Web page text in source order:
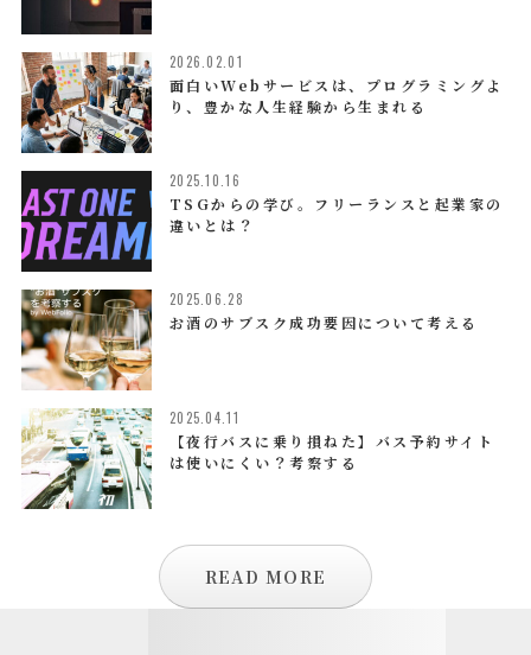
2026.02.01
面白いWebサービスは、プログラミングよ
り、豊かな人生経験から生まれる
2025.10.16
TSGからの学び。フリーランスと起業家の
違いとは？
2025.06.28
お酒のサブスク成功要因について考える
2025.04.11
【夜行バスに乗り損ねた】バス予約サイト
は使いにくい？考察する
READ MORE